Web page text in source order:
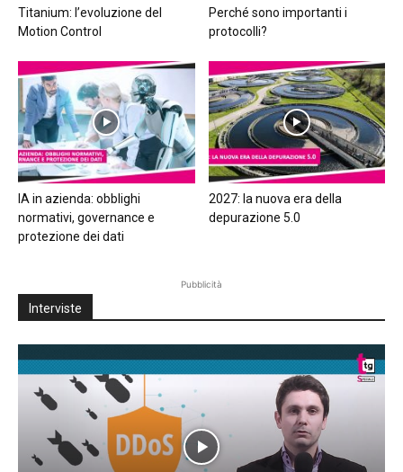
Titanium: l’evoluzione del
Motion Control
Perché sono importanti i
protocolli?
IA in azienda: obblighi
normativi, governance e
protezione dei dati
2027: la nuova era della
depurazione 5.0
Pubblicità
Interviste